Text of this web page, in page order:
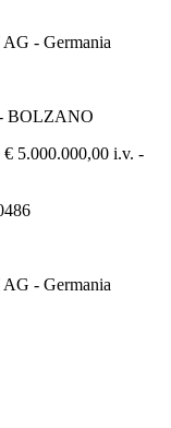
AG - Germania
- BOLZANO
€ 5.000.000,00 i.v. -
AG - Germania